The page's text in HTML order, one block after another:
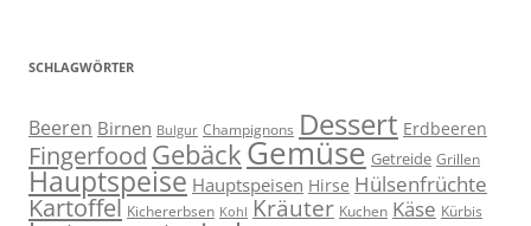
SCHLAGWÖRTER
Beeren Birnen Bulgur Champignons Dessert Erdbeeren
Fingerfood Gebäck Gemüse Getreide Grillen
Hauptspeise Hauptspeisen Hirse Hülsenfrüchte
Kartoffel Kichererbsen Kohl Kräuter Kuchen Käse Kürbis